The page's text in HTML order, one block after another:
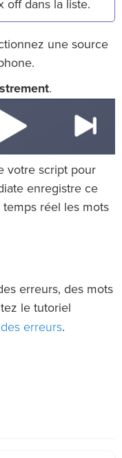
off dans la liste.
une source
.
votre script pour
enregistre ce
réel les mots
erreurs, des mots
le tutoriel
erreurs.